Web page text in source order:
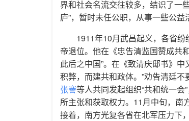
界和社会名流交往较多，结识了一
庐”，暂时未任公职，从事一些公益
1911年10月武昌起义，各省
帝退位。他在《忠告清监国赞成共
此后之中国”。在《致清庆邸书》
积弊，而建共和政体。”劝告清廷
张謇等人共同发起组织“共和统一
所主张和获取权力。11月中旬，南
接着，南方光复各省在北军压力下